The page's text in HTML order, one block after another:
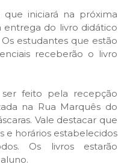
iniciará na próxima
entrega do livro didático
estudantes que estão
receberão o livro
feito pela recepção
na Rua Marquês do
Vale destacar que
e horários estabelecidos
Os livros estarão